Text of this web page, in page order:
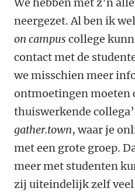
We hebben met z’n
neergezet. Al ben ik
on campus college
contact met de
we misschien meer
ontmoetingen moeten
thuiswerkende
gather.town, waar je
met een grote groep.
meer met studenten
zij uiteindelijk zelf